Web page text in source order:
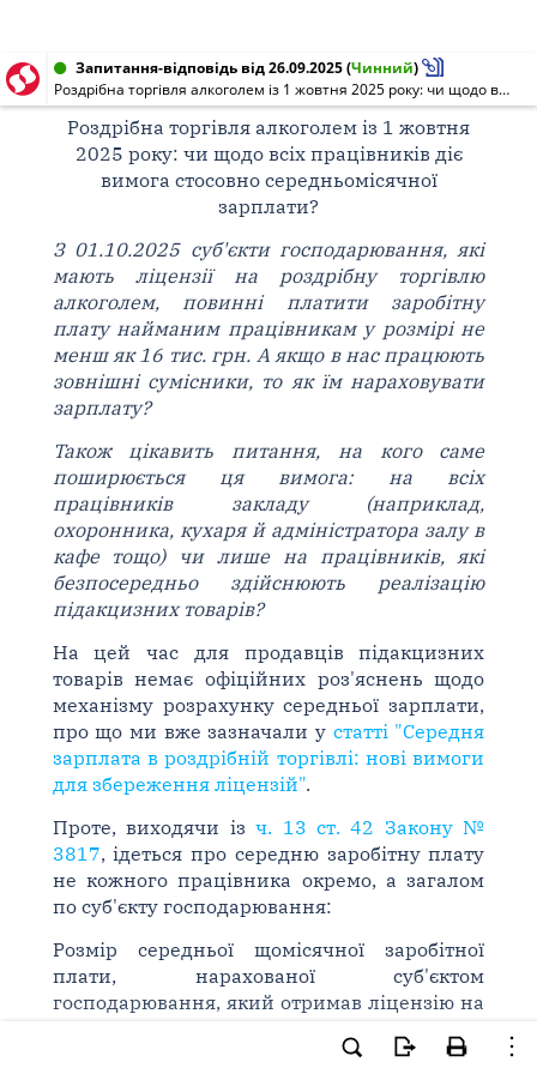
Запитання-відповідь від 26.09.2025(Чинний)
Роздрібна торгівля алкоголем із 1 жовтня 2025 року: чи щодо всіх працівників діє вимога стосовно середньомісячної зарплати?
Роздрібна торгівля алкоголем із 1 жовтня
2025 року: чи щодо всіх працівників діє
вимога стосовно середньомісячної
зарплати?
З 01.10.2025 суб'єкти господарювання, які
мають ліцензії на роздрібну торгівлю
алкоголем, повинні платити заробітну
плату найманим працівникам у розмірі не
менш як 16 тис. грн. А якщо в нас працюють
зовнішні сумісники, то як їм нараховувати
зарплату?
Також цікавить питання, на кого саме
поширюється ця вимога: на всіх
працівників закладу (наприклад,
охоронника, кухаря й адміністратора залу в
кафе тощо) чи лише на працівників, які
безпосередньо здійснюють реалізацію
підакцизних товарів?
На цей час для продавців підакцизних
товарів немає офіційних роз'яснень щодо
механізму розрахунку середньої зарплати,
про що ми вже зазначали у статті "Середня
зарплата в роздрібній торгівлі: нові вимоги
для збереження ліцензій".
Проте, виходячи ізч. 13 ст. 42 Закону №
3817, ідеться про середню заробітну плату
не кожного працівника окремо, а загалом
по суб'єкту господарювання:
Розмір середньої щомісячної заробітної
плати, нарахованої суб'єктом
господарювання, який отримав ліцензію на
напоями, або на право роздрібної торгівлі